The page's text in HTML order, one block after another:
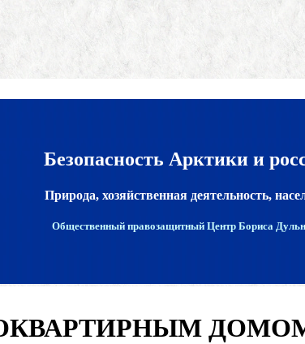
Безопасность Арктики и
Природа, хозяйственная деятельность,
Общественный правозащитный Центр Бориса